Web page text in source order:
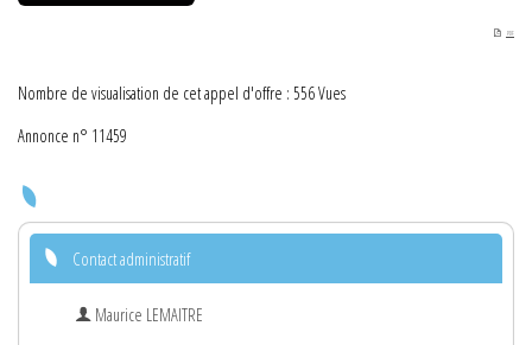
PDF
Nombre de visualisation de cet appel d'offre : 556 Vues
Annonce n° 11459
Contact administratif
Maurice LEMAITRE